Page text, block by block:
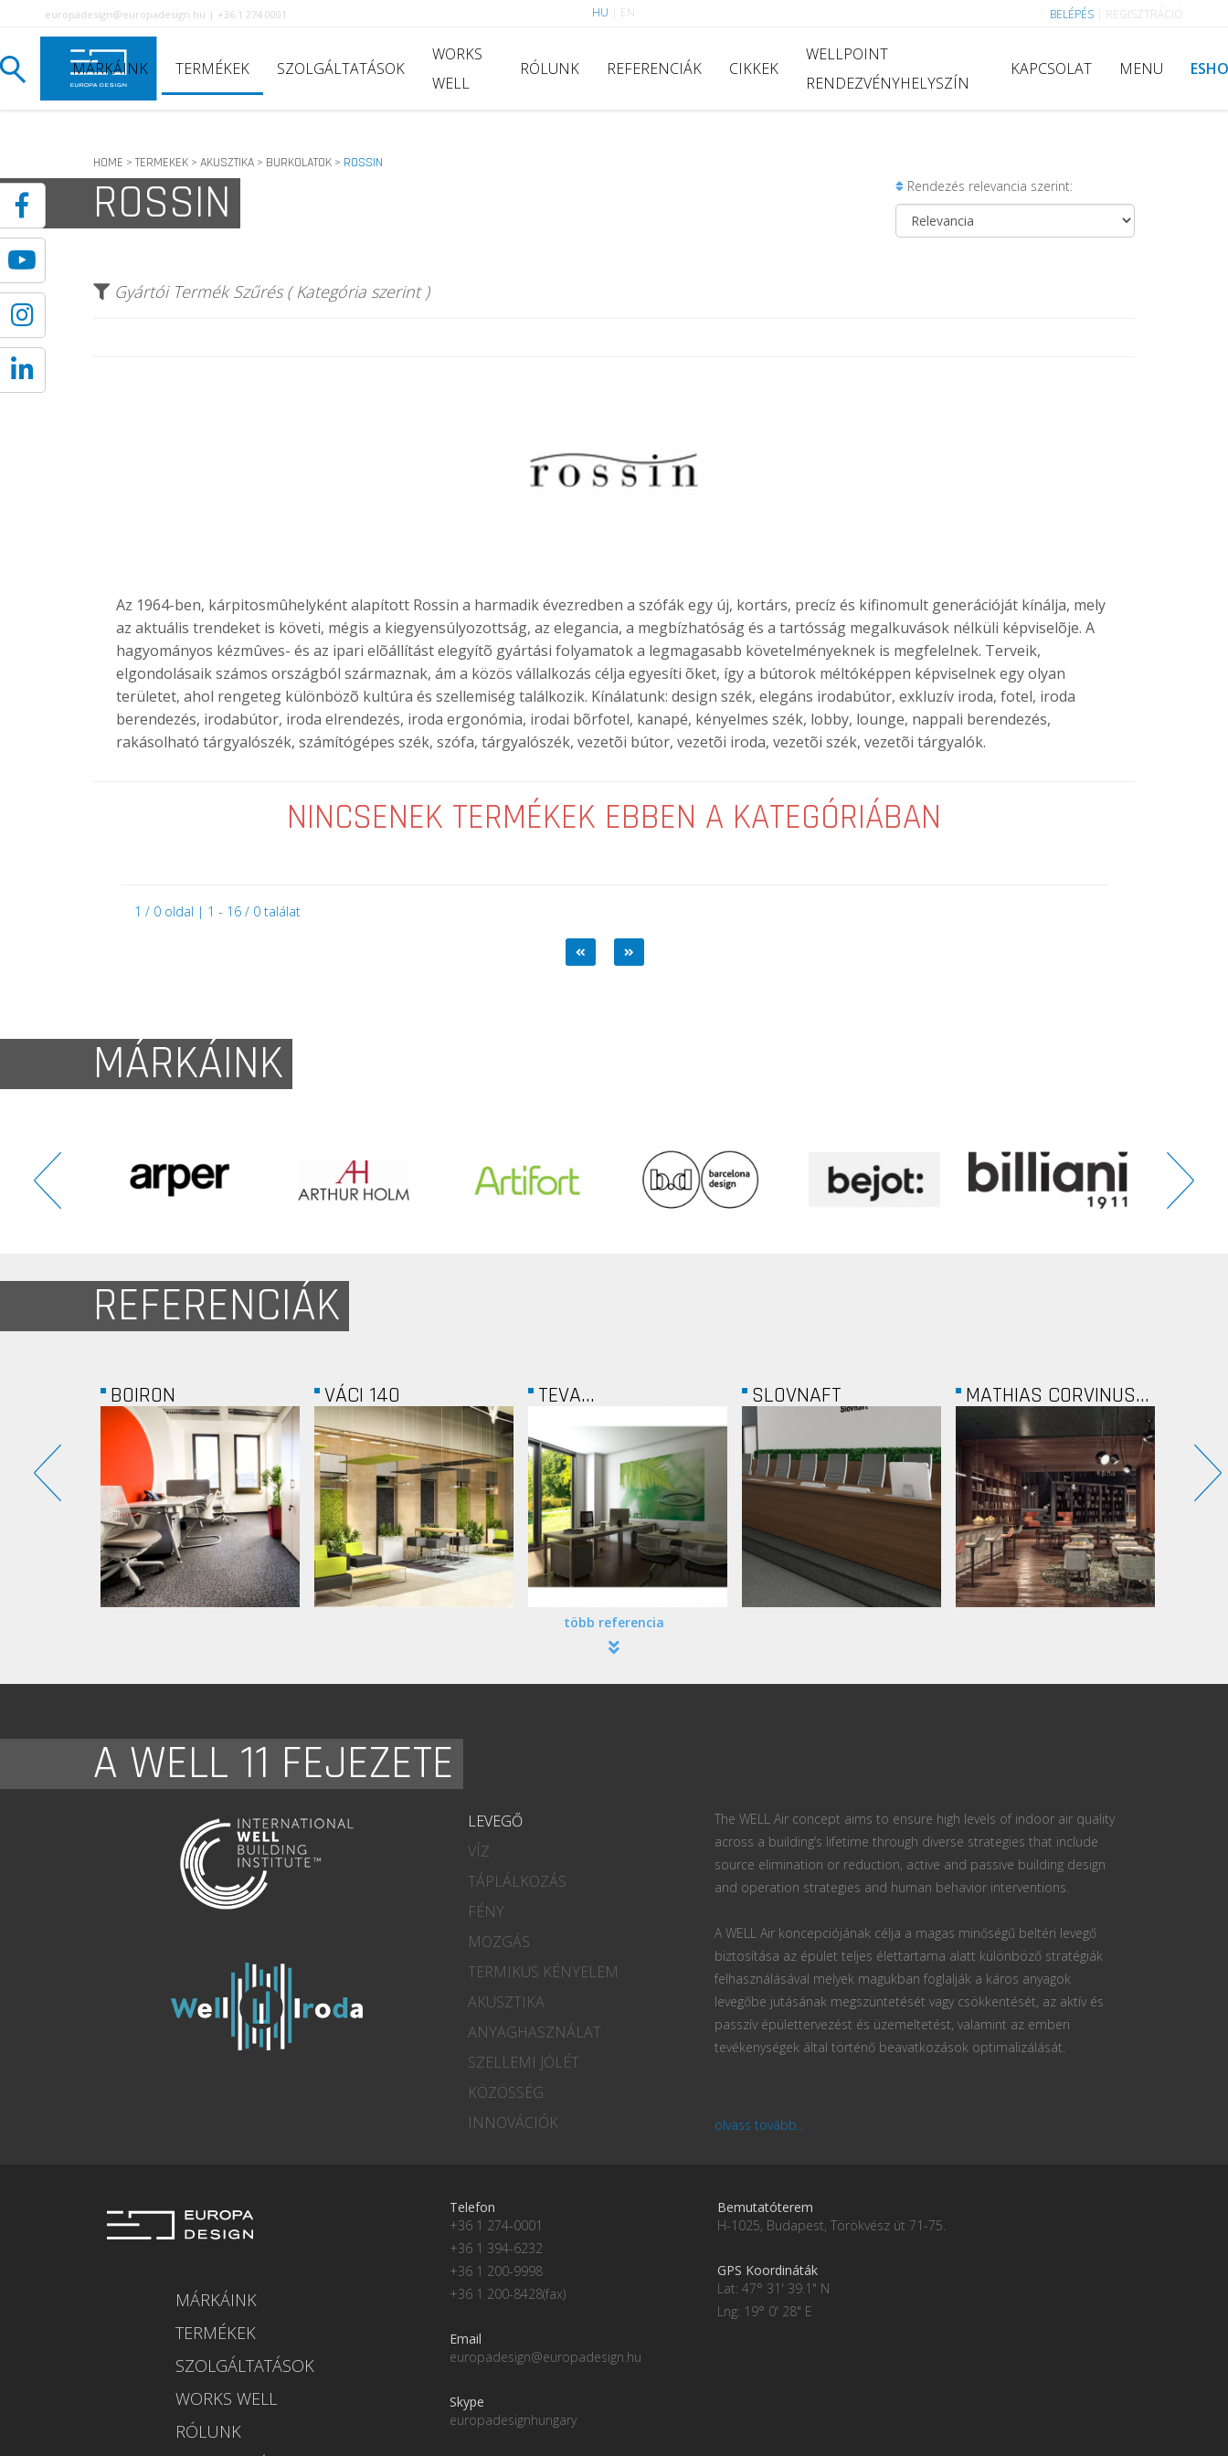
europadesign@europadesign.hu | +36 1 274 0001 HU EN BELÉPÉS REGISZTRÁCIÓ
MÁRKÁINK TERMÉKEK SZOLGÁLTATÁSOK
WORKS
WELL
RÓLUNK REFERENCIÁK CIKKEK
WELLPOINT
RENDEZVÉNYHELYSZÍN
KAPCSOLAT MENU
HOME > TERMEKEK > AKUSZTIKA > BURKOLATOK > ROSSIN
ROSSIN Rendezés relevancia szerint:
Gyártói Termék Szűrés ( Kategória szerint )
Az 1964-ben, kárpitosmûhelyként alapított Rossin a harmadik évezredben a szófák egy új, kortárs, precíz és kifinomult generációját kínálja, mely
az aktuális trendeket is követi, mégis a kiegyensúlyozottság, az elegancia, a megbízhatóság és a tartósság megalkuvások nélküli képviselõje. A
hagyományos kézmûves- és az ipari elõállítást elegyítõ gyártási folyamatok a legmagasabb követelményeknek is megfelelnek. Terveik,
elgondolásaik számos országból származnak, ám a közös vállalkozás célja egyesíti õket, így a bútorok méltóképpen képviselnek egy olyan
területet, ahol rengeteg különbözõ kultúra és szellemiség találkozik. Kínálatunk: design szék, elegáns irodabútor, exkluzív iroda, fotel, iroda
berendezés, irodabútor, iroda elrendezés, iroda ergonómia, irodai bõrfotel, kanapé, kényelmes szék, lobby, lounge, nappali berendezés,
rakásolható tárgyalószék, számítógépes szék, szófa, tárgyalószék, vezetõi bútor, vezetõi iroda, vezetõi szék, vezetõi tárgyalók.
NINCSENEK TERMÉKEK EBBEN A KATEGÓRIÁBAN
1 / 0 oldal | 1 - 16 / 0 találat
MÁRKÁINK
REFERENCIÁK
VÁCI 140 TEVA... SLOVNAFT MATHIAS CORVINUS... RI40
több referencia
A WELL 11 FEJEZETE
LEVEGŐ
VÍZ
TÁPLÁLKOZÁS
FÉNY
MOZGÁS
TERMIKUS KÉNYELEM
AKUSZTIKA
ANYAGHASZNÁLAT
SZELLEMI JÓLÉT
KÖZÖSSÉG
INNOVÁCIÓK
The WELL Air concept aims to ensure high levels of indoor air quality
across a building’s lifetime through diverse strategies that include
source elimination or reduction, active and passive building design
and operation strategies and human behavior interventions.
A WELL Air koncepciójának célja a magas minőségű beltéri levegő
biztosítása az épület teljes élettartama alatt különböző stratégiák
felhasználásával melyek magukban foglalják a káros anyagok
levegőbe jutásának megszüntetését vagy csökkentését, az aktív és
passzív épülettervezést és üzemeltetést, valamint az emberi
tevékenységek által történő beavatkozások optimalizálását.
olvass tovább...
MÁRKÁINK
TERMÉKEK
SZOLGÁLTATÁSOK
WORKS WELL
RÓLUNK
Telefon
+36 1 274-0001
+36 1 394-6232
+36 1 200-9998
+36 1 200-8428(fax)
Email
europadesign@europadesign.hu
Skype
europadesignhungary
Bemutatóterem
H-1025, Budapest, Törökvész út 71-75.
GPS Koordináták
Lat: 47° 31' 39.1" N
Lng: 19° 0' 28" E